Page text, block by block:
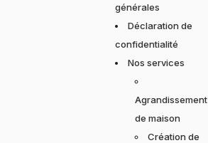
générales
Déclaration de
confidentialité
Nos services
Agrandissement
de maison
Création de